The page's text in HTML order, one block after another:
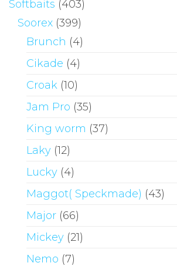
Softbaits (403)
Soorex (399)
Brunch (4)
Cikade (4)
Croak (10)
Jam Pro (35)
King worm (37)
Laky (12)
Lucky (4)
Maggot( Speckmade) (43)
Major (66)
Mickey (21)
Nemo (7)